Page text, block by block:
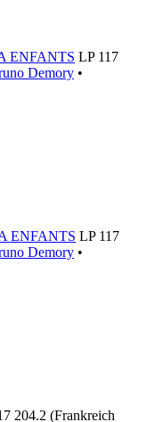
ENFANTS LP 117
Demory •
ENFANTS LP 117
Demory •
204.2 (Frankreich